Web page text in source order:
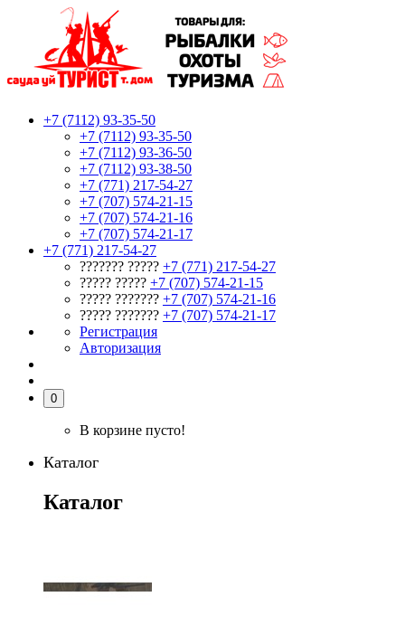
+7 (7112) 93-35-50
+7 (7112) 93-35-50
+7 (7112) 93-36-50
+7 (7112) 93-38-50
+7 (771) 217-54-27
+7 (707) 574-21-15
+7 (707) 574-21-16
+7 (707) 574-21-17
+7 (771) 217-54-27
??????? ????? +7 (771) 217-54-27
????? ????? +7 (707) 574-21-15
????? ??????? +7 (707) 574-21-16
????? ??????? +7 (707) 574-21-17
Регистрация
Авторизация
0
В корзине пусто!
Каталог
Каталог